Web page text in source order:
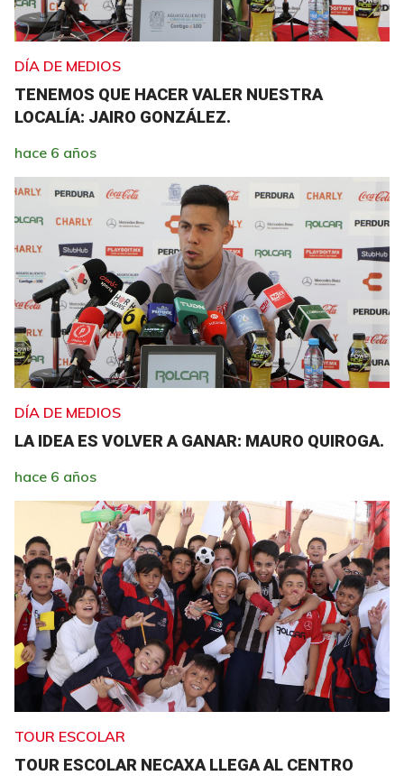
DÍA DE MEDIOS
TENEMOS QUE HACER VALER NUESTRA
LOCALÍA: JAIRO GONZÁLEZ.
hace 6 años
DÍA DE MEDIOS
LA IDEA ES VOLVER A GANAR: MAURO QUIROGA.
hace 6 años
TOUR ESCOLAR
TOUR ESCOLAR NECAXA LLEGA AL CENTRO